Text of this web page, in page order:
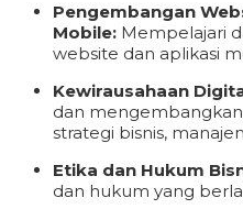
Pengembangan
Mobile: Mempelajari
website dan aplikasi
Kewirausahaan
dan
strategi bisnis,
Etika dan Hukum
dan hukum yang